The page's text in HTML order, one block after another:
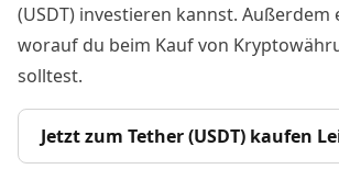
(USDT) investieren kannst. Außerdem
worauf du beim Kauf von
solltest.
Jetzt zum Tether (USDT) kaufen